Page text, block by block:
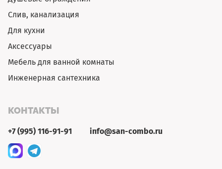
Слив, канализация
Для кухни
Аксессуары
Мебель для ванной комнаты
Инженерная сантехника
КОНТАКТЫ
+7 (995) 116-91-91 info@san-combo.ru